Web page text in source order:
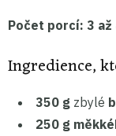
Počet porcí: 3
Ingredience,
350 g zbylé
250 g